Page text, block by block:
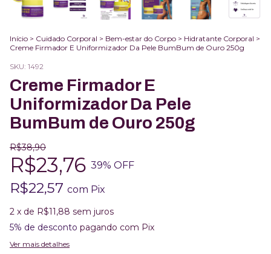
Início > Cuidado Corporal > Bem-estar do Corpo > Hidratante Corporal >
Creme Firmador E Uniformizador Da Pele BumBum de Ouro 250g
SKU: 1492
Creme Firmador E
Uniformizador Da Pele
BumBum de Ouro 250g
R$38,90
R$23,76 39% OFF
R$22,57 com Pix
2 x de R$11,88 sem juros
5% de desconto pagando com Pix
Ver mais detalhes